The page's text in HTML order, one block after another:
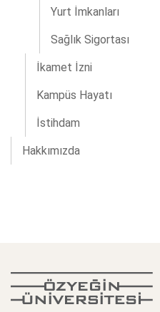
Yurt İmkanları
Sağlık Sigortası
İkamet İzni
Kampüs Hayatı
İstihdam
Hakkımızda